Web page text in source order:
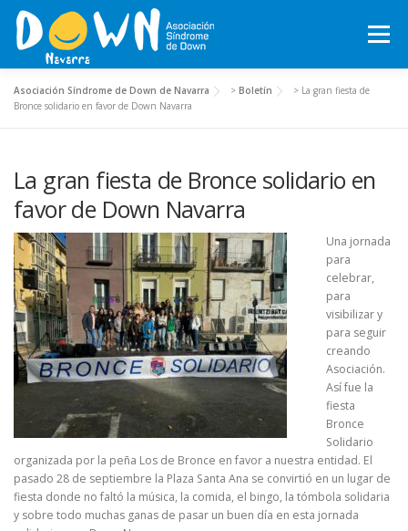
Saltar
contenido
Menú
INICIO CONÓCENOS
QUÉ HACEMOS MOTXILA21 VOLUNTARIADO
ACTUALIDAD TRABAJA EN LA ASOCIACIÓN
TEJIENDO REDES, RED NAVARRA DE EMPRESAS INCLUSIVAS
COLABORA ACTIVIDADES 2026-2027
Asociación Síndrome de Down de Navarra > Boletín > La gran fiesta de
Bronce solidario en favor de Down Navarra
La gran fiesta de Bronce solidario en
favor de Down Navarra
Una jornada
para
celebrar,
para
visibilizar y
para seguir
creando
Asociación.
Así fue la
fiesta
Bronce
Solidario
organizada por la peña Los de Bronce en favor a nuestra entidad. El
pasado 28 de septiembre la Plaza Santa Ana se convirtió en un lugar de
fiesta donde no faltó la música, la comida, el bingo, la tómbola solidaria
y sobre todo muchas ganas de pasar un buen día en esta jornada